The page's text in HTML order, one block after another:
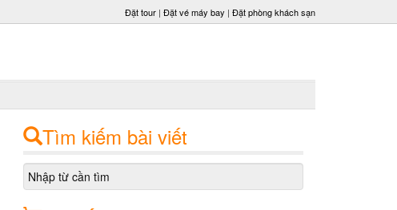
Đặt tour | Đặt vé máy bay | Đặt phòng khách sạn
Tìm kiếm bài viết